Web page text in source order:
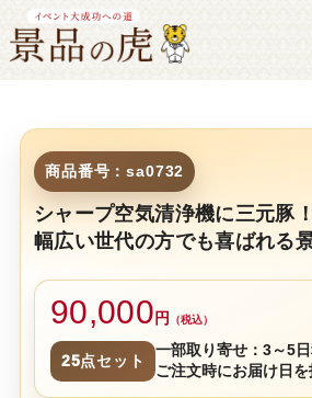
商品番号：sa0732
シャープ空気清浄機に三元豚
幅広い世代の方でも喜ばれる
90,000 円 （税込）
25点セット
一部取り寄せ：3～5
ご注文時にお届け日